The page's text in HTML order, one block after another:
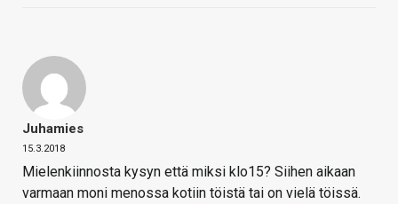
Juhamies
15.3.2018
Mielenkiinnosta kysyn että miksi klo15? Siihen aikaan
varmaan moni menossa kotiin töistä tai on vielä töissä.